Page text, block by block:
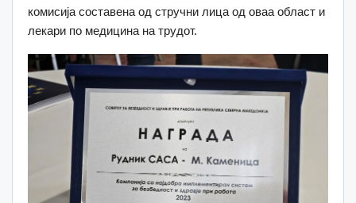
комисија составена од стручни лица од оваа област и
лекари по медицина на трудот.